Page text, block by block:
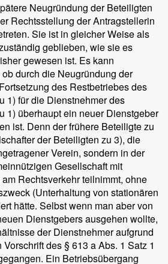
Neugründung der Beteiligten
Rechtsstellung der Antragstellerin
Sie ist in gleicher Weise als
geblieben, wie sie es
gewesen ist. Es kann
durch die Neugründung der
des Restbetriebes des
1) für die Dienstnehmer des
1) überhaupt ein neuer Dienstgeber
ist. Denn der frühere Beteiligte zu
der Beteiligten zu 3), die
Verein, sondern in der
Gesellschaft mit
Rechtsverkehr teilnimmt, ohne
(Unterhaltung von stationären
hätte. Selbst wenn man aber von
Dienstgebers ausgehen wollte,
der Dienstnehmer aufgrund
des § 613 a Abs. 1 Satz 1
Ein Betriebsübergang